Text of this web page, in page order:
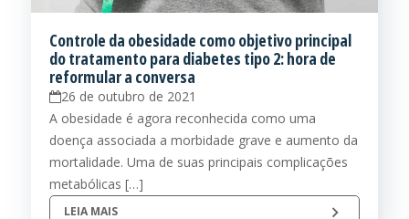
Controle da obesidade como objetivo principal
do tratamento para diabetes tipo 2: hora de
reformular a conversa
26 de outubro de 2021
A obesidade é agora reconhecida como uma
doença associada a morbidade grave e aumento da
mortalidade. Uma de suas principais complicações
metabólicas […]
LEIA MAIS